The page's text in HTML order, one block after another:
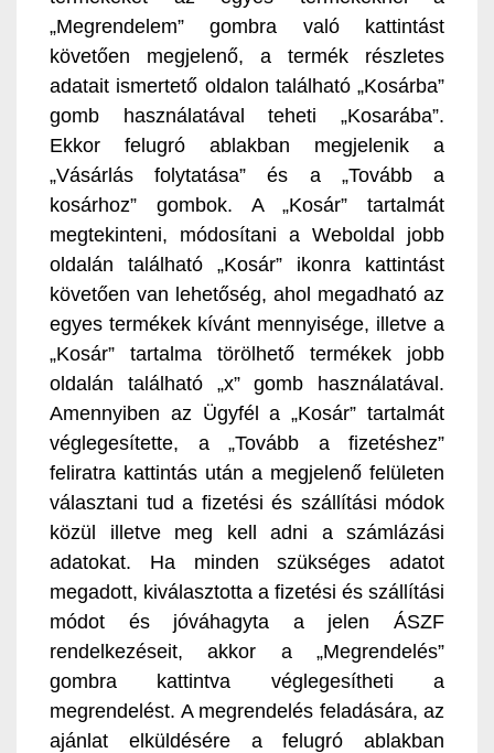
„Megrendelem” gombra való kattintást
követően megjelenő, a termék részletes
adatait ismertető oldalon található „Kosárba”
gomb használatával teheti „Kosarába”.
Ekkor felugró ablakban megjelenik a
„Vásárlás folytatása” és a „Tovább a
kosárhoz” gombok. A „Kosár” tartalmát
megtekinteni, módosítani a Weboldal jobb
oldalán található „Kosár” ikonra kattintást
követően van lehetőség, ahol megadható az
egyes termékek kívánt mennyisége, illetve a
„Kosár” tartalma törölhető termékek jobb
oldalán található „x” gomb használatával.
Amennyiben az Ügyfél a „Kosár” tartalmát
véglegesítette, a „Tovább a fizetéshez”
feliratra kattintás után a megjelenő felületen
választani tud a fizetési és szállítási módok
közül illetve meg kell adni a számlázási
adatokat. Ha minden szükséges adatot
megadott, kiválasztotta a fizetési és szállítási
módot és jóváhagyta a jelen ÁSZF
rendelkezéseit, akkor a „Megrendelés”
gombra kattintva véglegesítheti a
megrendelést. A megrendelés feladására, az
ajánlat elküldésére a felugró ablakban